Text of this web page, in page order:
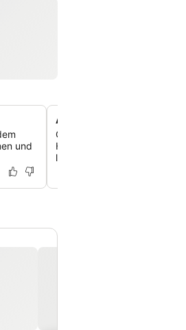
und
Außergewöhnliches
Genieße köstliche und
Hotelrestaurant, das für
lokalen Einflüssen und